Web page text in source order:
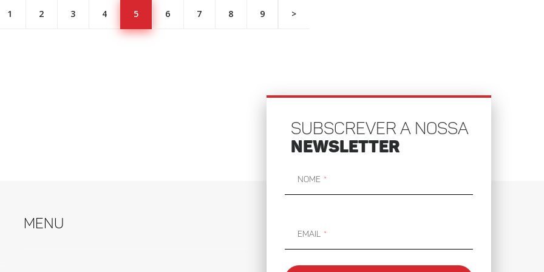
1 2 3 4 5 6 7 8 9 >
Menu
SUBSCREVER A NOSSA
NEWSLETTER
Nome
Email